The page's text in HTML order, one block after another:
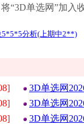
将“3D单选网”加入
5*5*5分析(上期中2**)
3D单选网
3D单选网
3D单选网